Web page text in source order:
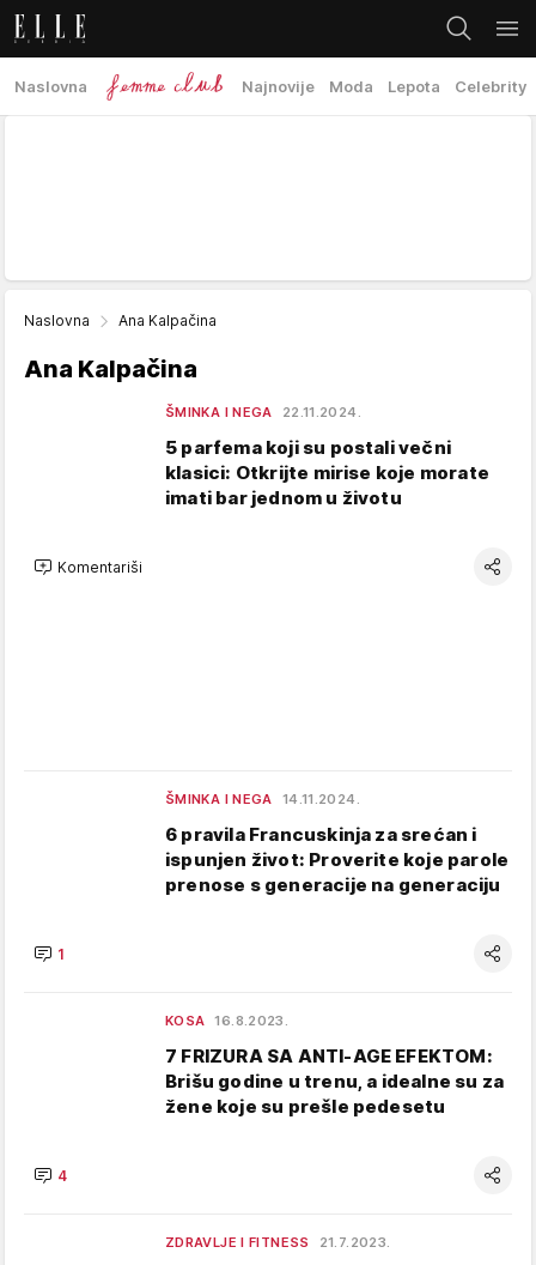
Naslovna Najnovije Moda Lepota Celebrity
Naslovna Ana Kalpačina
Ana Kalpačina
ŠMINKA I NEGA 22.11.2024.
5 parfema koji su postali večni
klasici: Otkrijte mirise koje morate
imati bar jednom u životu
Komentariši
ŠMINKA I NEGA 14.11.2024.
6 pravila Francuskinja za srećan i
ispunjen život: Proverite koje parole
prenose s generacije na generaciju
1
KOSA 16.8.2023.
7 FRIZURA SA ANTI-AGE EFEKTOM:
Brišu godine u trenu, a idealne su za
žene koje su prešle pedesetu
4
ZDRAVLJE I FITNESS 21.7.2023.